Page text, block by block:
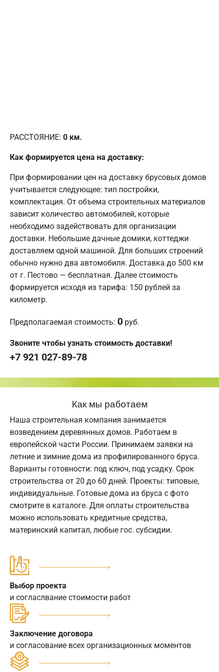
РАССТОЯНИЕ: 0 км.
Как формируется цена на доставку:
При формировании цен на доставку брусовых домов
учитывается следующее: тип постройки,
комплектация. От объема строительных материалов
зависит количество автомобилей, которые
необходимо задействовать для организации
доставки. Небольшие дачные домики, коттеджи
доставляем одной машиной. Для больших строений
обычно нужно два автомобиля. Доставка до 500 км
от г. Пестово — бесплатная. Далее стоимость
формируется исходя из тарифа: 150 рублей за
километр.
Предполагаемая стоимость: 0 руб.
Звоните чтобы узнать стоимость доставки!
+7 921 027-89-78
Как мы работаем
Наша строительная компания занимается
возведением деревянных домов. Работаем в
европейской части России. Принимаем заявки на
летние и зимние дома из профилированного бруса.
Варианты готовности: под ключ, под усадку. Срок
строительства от 20 до 60 дней. Проекты: типовые,
индивидуальные. Готовые дома из бруса с фото
смотрите в каталоге. Для оплаты строительства
можно использовать кредитные средства,
материнский капитал, любые гос. субсидии.
Выбор проекта
и согласлвание стоимости работ
Заключение договора
и согласование всех организационных моментов